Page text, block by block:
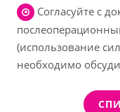
Согласуйте с
(использование
необходимо